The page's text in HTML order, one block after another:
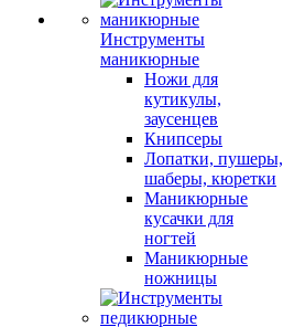
Инструменты
маникюрные
Ножи для
кутикулы,
заусенцев
Книпсеры
Лопатки, пушеры,
шаберы, кюретки
Маникюрные
кусачки для
ногтей
Маникюрные
ножницы